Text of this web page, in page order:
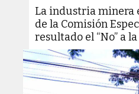
La industria minera
de la Comisión
resultado el “No” a